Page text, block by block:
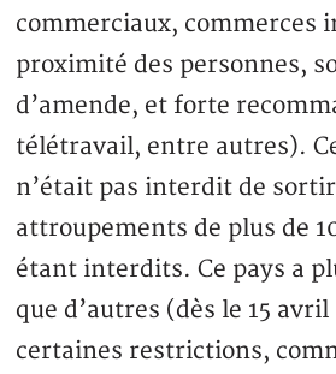
commerciaux, commerces
proximité des personnes,
d’amende, et forte
télétravail, entre autres).
n’était pas interdit de
attroupements de plus de
étant interdits. Ce pays a
que d’autres (dès le 15
certaines restrictions,